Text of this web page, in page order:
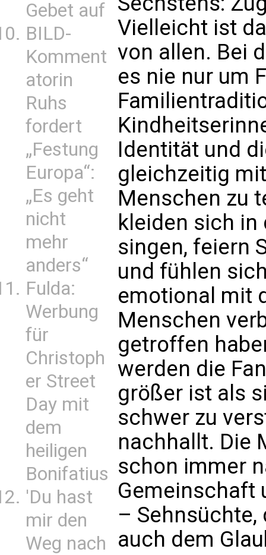
Gebet auf
BILD-
Komment
atorin
Ruhs
fordert
„Festung
Europa“:
„Es geht
nicht
mehr
anders“
Fulda:
Werbung
für
Christoph
er Street
Day mit
dem
heiligen
Bonifatius
'Du hast
mir den
Weg nach
Vielleicht ist
von allen. Bei
es nie nur um
Identität und
gleichzeitig
Menschen zu
kleiden sich in
singen, feiern
und fühlen
emotional mit
Menschen
getroffen
werden die
größer ist als
schwer zu
nachhallt. Die
schon immer
Gemeinschaft
–
auch dem